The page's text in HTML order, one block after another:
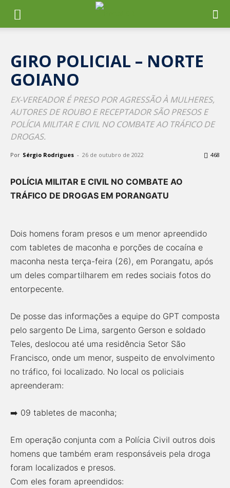
GIRO POLICIAL – NORTE
GOIANO
EX-VEREADOR É PRESO POR AGRESSÃO À MULHERES,
AUTORES DE ROUBO E RECEPTADOR SÃO PRESOS E
POLÍCIA MILITAR E CIVIL NO COMBATE AO TRÁFICO DE
DROGAS.
Por Sérgio Rodrigues - 26 de outubro de 2022 468
POLÍCIA MILITAR E CIVIL NO COMBATE AO
TRÁFICO DE DROGAS EM PORANGATU
Dois homens foram presos e um menor apreendido
com tabletes de maconha e porções de cocaína e
maconha nesta terça-feira (26), em Porangatu, após
um deles compartilharem em redes sociais fotos do
entorpecente.
De posse das informações a equipe do GPT composta
pelo sargento De Lima, sargento Gerson e soldado
Teles, deslocou até uma residência Setor São
Francisco, onde um menor, suspeito de envolvimento
no tráfico, foi localizado. No local os policiais
apreenderam:
➡️ 09 tabletes de maconha;
Em operação conjunta com a Polícia Civil outros dois
homens que também eram responsáveis pela droga
foram localizados e presos.
Com eles foram apreendidos: